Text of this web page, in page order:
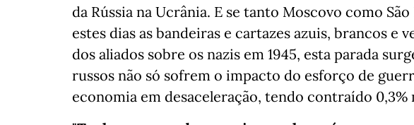
da Rússia na Ucrânia. E se tanto Moscovo como
estes dias as bandeiras e cartazes azuis, brancos e
dos aliados sobre os nazis em 1945, esta parada
russos não só sofrem o impacto do esforço de
economia em desaceleração, tendo contraído